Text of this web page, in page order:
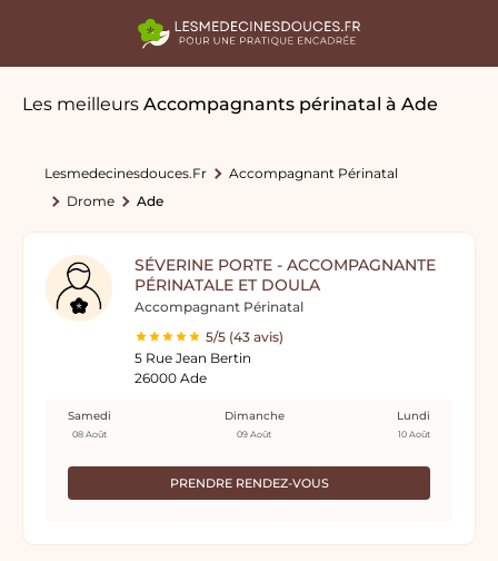
Les meilleurs Accompagnants périnatal à Ade
Lesmedecinesdouces.fr
Accompagnant Périnatal
Drome
Ade
SÉVERINE PORTE - ACCOMPAGNANTE
PÉRINATALE ET DOULA
Accompagnant Périnatal
5/5 (43 avis)
5 Rue Jean Bertin
26000 Ade
PRENDRE RENDEZ-VOUS
Samedi
08 Août
Dimanche
09 Août
Lundi
10 Août